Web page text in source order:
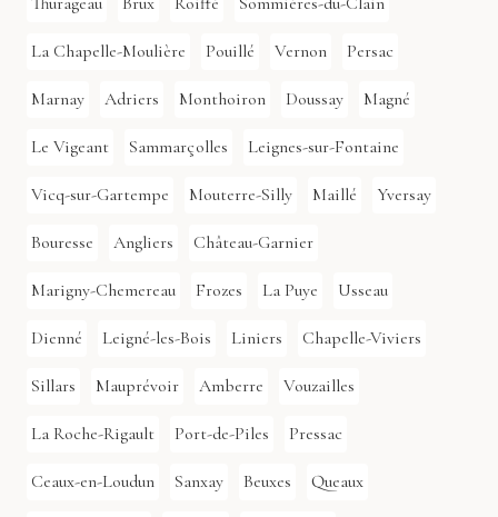
La Chapelle-Moulière Pouillé Vernon Persac
Marnay Adriers Monthoiron Doussay Magné
Le Vigeant Sammarçolles Leignes-sur-Fontaine
Vicq-sur-Gartempe Mouterre-Silly Maillé Yversay
Bouresse Angliers Château-Garnier
Marigny-Chemereau Frozes La Puye Usseau
Dienné Leigné-les-Bois Liniers Chapelle-Viviers
Sillars Mauprévoir Amberre Vouzailles
La Roche-Rigault Port-de-Piles Pressac
Ceaux-en-Loudun Sanxay Beuxes Queaux